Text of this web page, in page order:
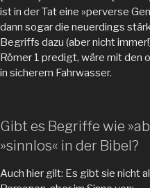
ist in der Tat eine »perverse
dann sogar die neuerdings
Begriffs dazu (aber nicht
Römer 1 predigt, wäre mit den
in sicherem Fahrwasser.
Gibt es Begriffe wie
»sinnlos« in der Bibel?
Auch hier gilt: Es gibt sie nicht